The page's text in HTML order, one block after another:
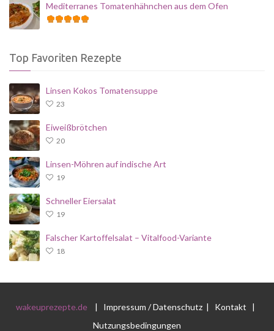
Mediterranes Tomatenhähnchen aus dem Ofen
Top Favoriten Rezepte
Linsen Kokos Tomatensuppe
23
Eiweißbrötchen
20
Linsen-Möhren auf indische Art
19
Schneller Eiersalat
19
Falscher Kartoffelsalat – Vitalfood-Variante
18
wakeuprezepte.de| Impressum / Datenschutz| Kontakt
|
Nutzungsbedingungen